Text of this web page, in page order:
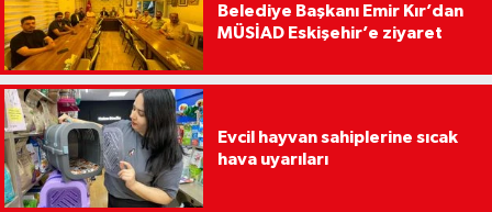
Belediye Başkanı Emir Kır’dan
MÜSİAD Eskişehir’e ziyaret
Evcil hayvan sahiplerine sıcak
hava uyarıları